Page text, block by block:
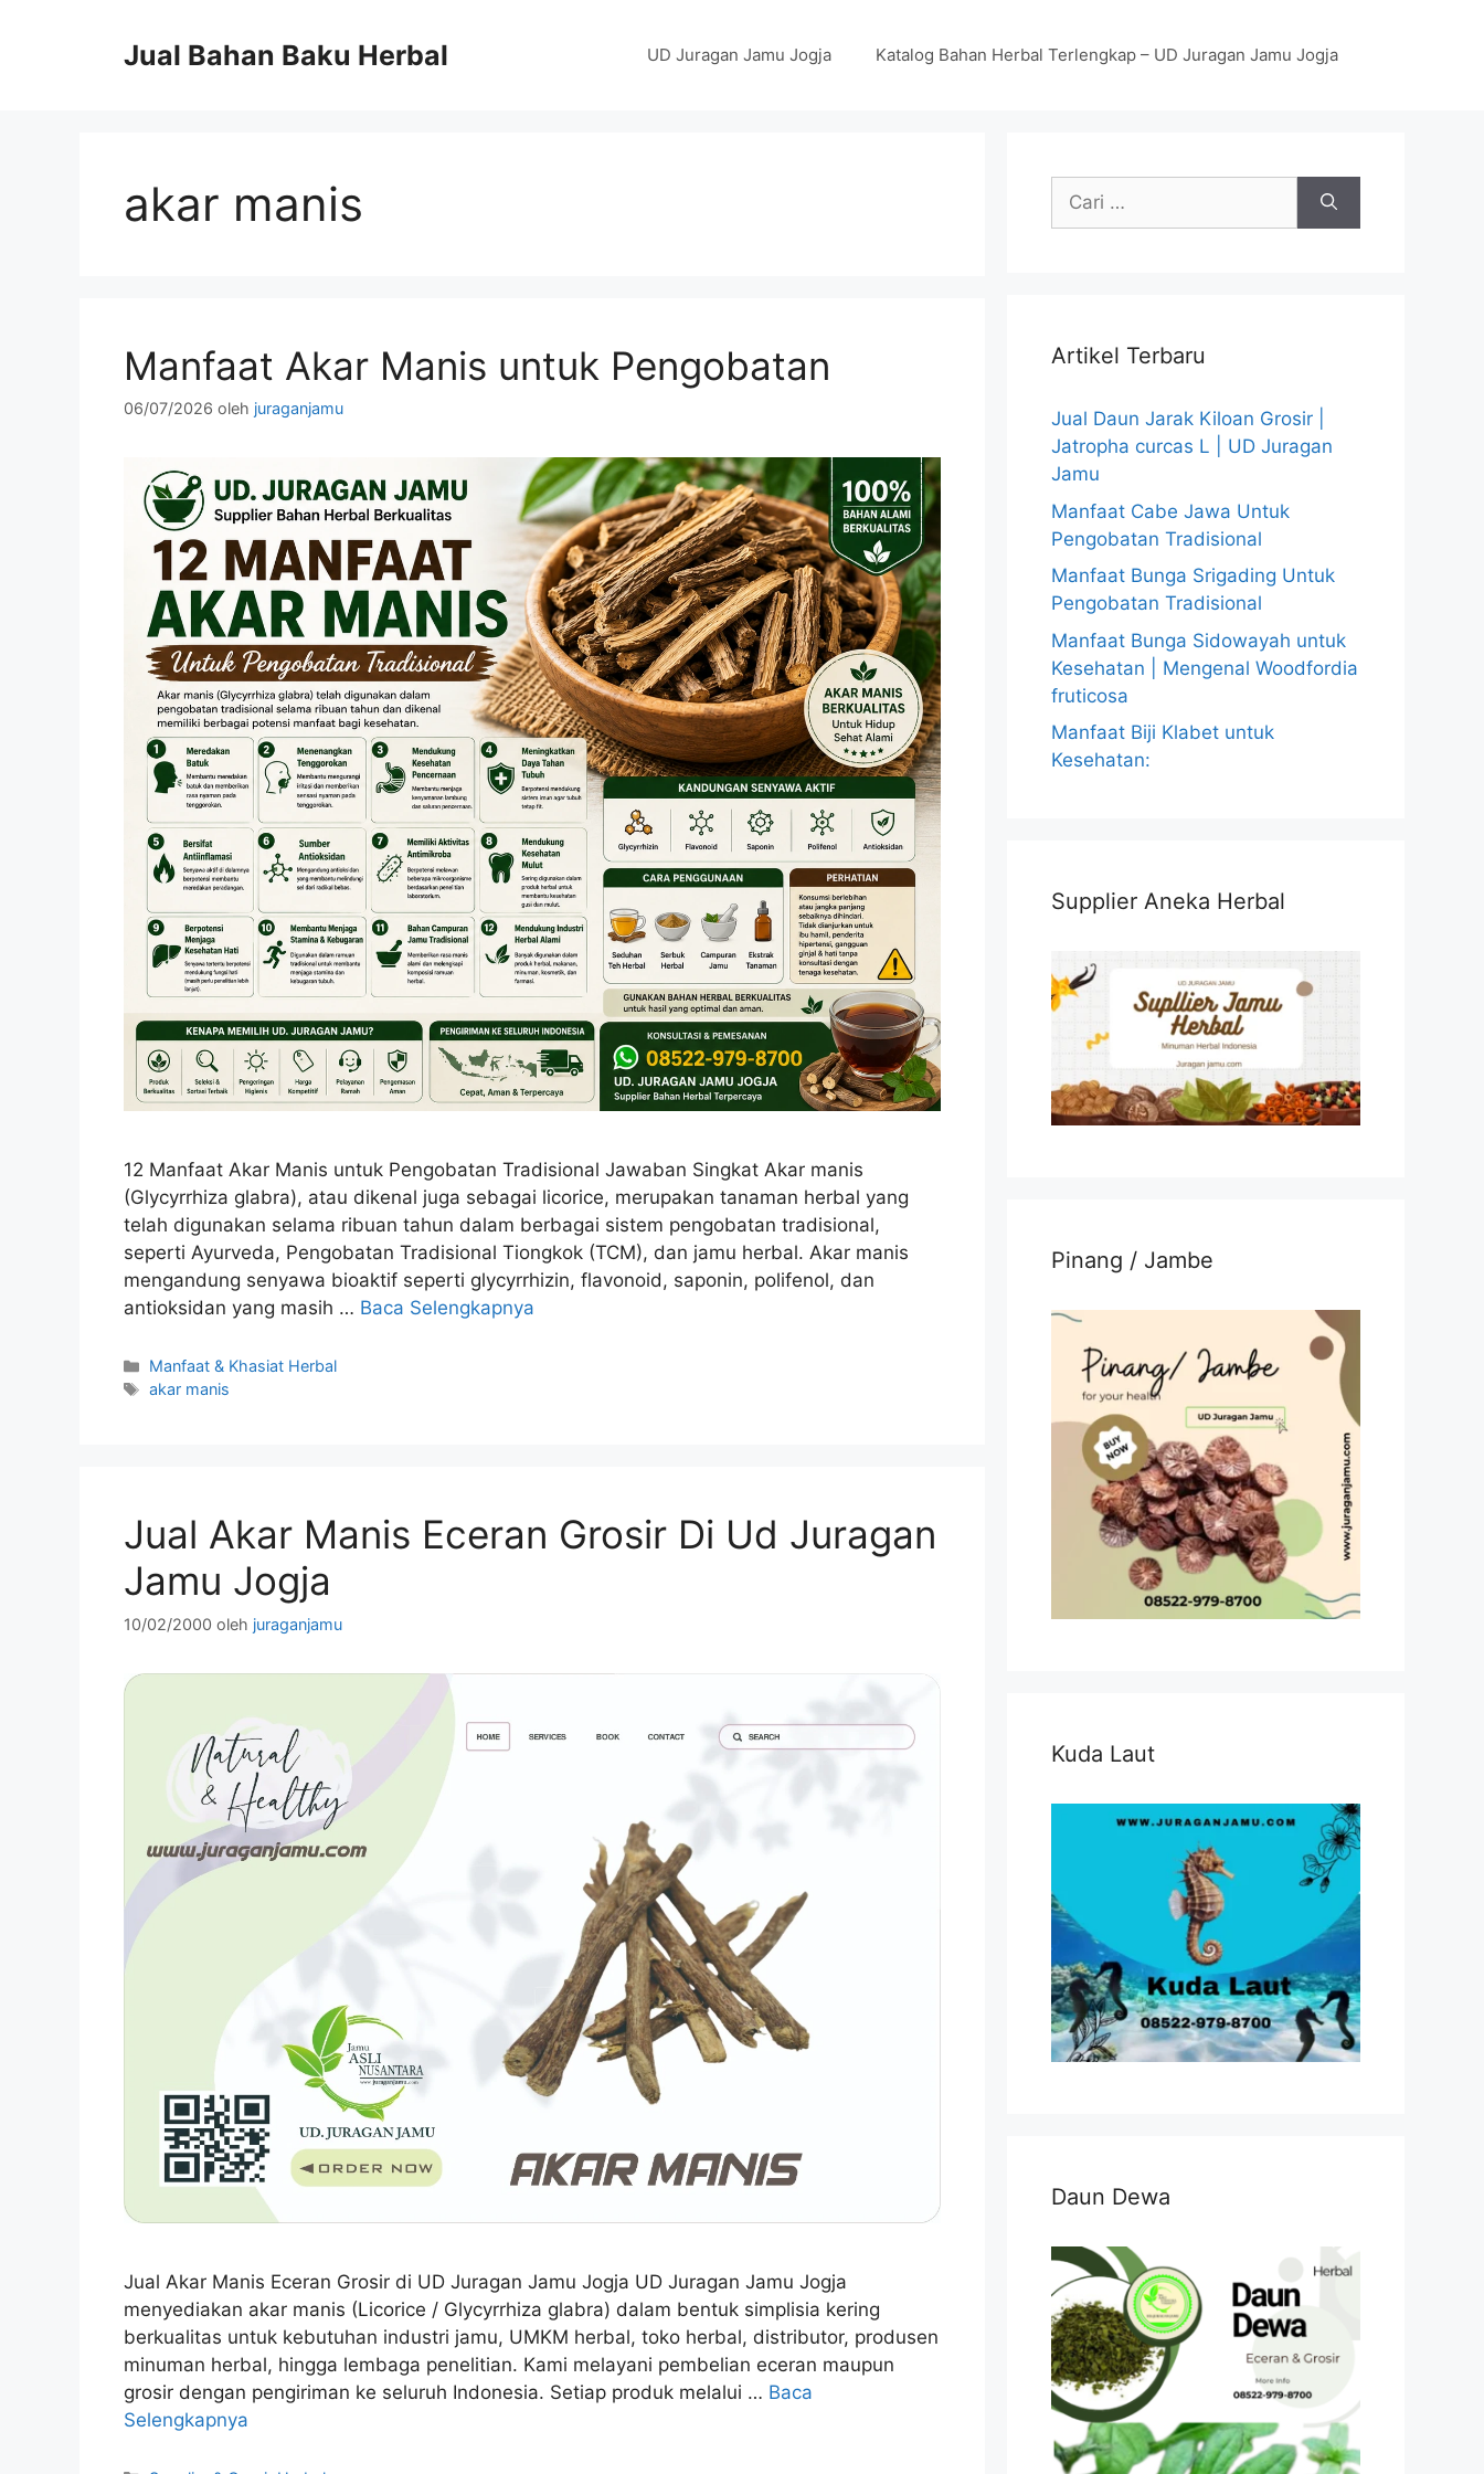
Jual Bahan Baku Herbal UD Juragan Jamu Jogja Katalog Bahan Herbal Terlengkap – UD Juragan Jamu Jogja
akar manis
Manfaat Akar Manis untuk Pengobatan
06/07/2026 oleh juraganjamu
12 Manfaat Akar Manis untuk Pengobatan Tradisional Jawaban Singkat Akar manis
(Glycyrrhiza glabra), atau dikenal juga sebagai licorice, merupakan tanaman herbal yang
telah digunakan selama ribuan tahun dalam berbagai sistem pengobatan tradisional,
seperti Ayurveda, Pengobatan Tradisional Tiongkok (TCM), dan jamu herbal. Akar manis
mengandung senyawa bioaktif seperti glycyrrhizin, flavonoid, saponin, polifenol, dan
antioksidan yang masih … Baca Selengkapnya
Kategori
Manfaat & Khasiat Herbal
Tag
akar manis
Jual Akar Manis Eceran Grosir Di Ud Juragan
Jamu Jogja
10/02/2000 oleh juraganjamu
Jual Akar Manis Eceran Grosir di UD Juragan Jamu Jogja UD Juragan Jamu Jogja
menyediakan akar manis (Licorice / Glycyrrhiza glabra) dalam bentuk simplisia kering
berkualitas untuk kebutuhan industri jamu, UMKM herbal, toko herbal, distributor, produsen
minuman herbal, hingga lembaga penelitian. Kami melayani pembelian eceran maupun
grosir dengan pengiriman ke seluruh Indonesia. Setiap produk melalui … Baca
Selengkapnya
Cari
Artikel Terbaru
Jual Daun Jarak Kiloan Grosir |
Jatropha curcas L | UD Juragan
Jamu
Manfaat Cabe Jawa Untuk
Pengobatan Tradisional
Manfaat Bunga Srigading Untuk
Pengobatan Tradisional
Manfaat Bunga Sidowayah untuk
Kesehatan | Mengenal Woodfordia
fruticosa
Manfaat Biji Klabet untuk
Kesehatan:
Supplier Aneka Herbal
Pinang / Jambe
Kuda Laut
Daun Dewa